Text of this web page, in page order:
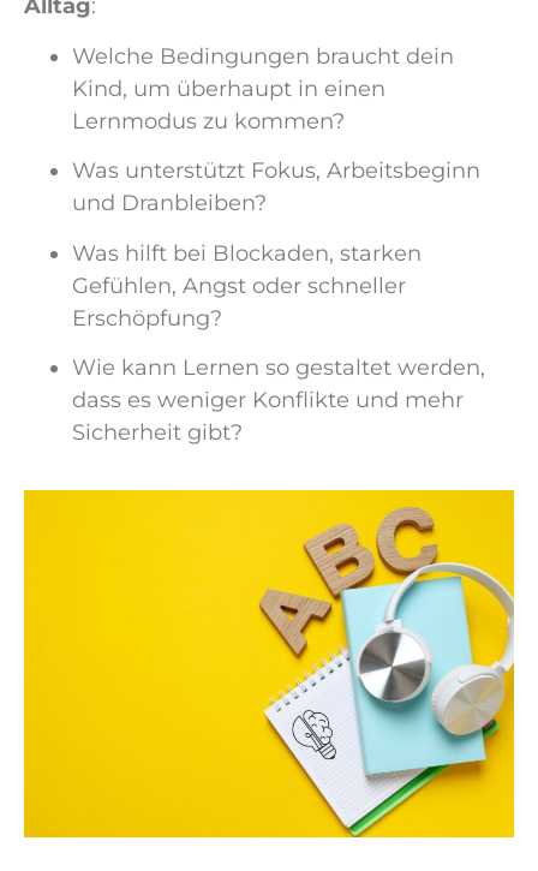
Alltag:
Welche Bedingungen braucht dein
Kind, um überhaupt in einen
Lernmodus zu kommen?
Was unterstützt Fokus, Arbeitsbeginn
und Dranbleiben?
Was hilft bei Blockaden, starken
Gefühlen, Angst oder schneller
Erschöpfung?
Wie kann Lernen so gestaltet werden,
dass es weniger Konflikte und mehr
Sicherheit gibt?